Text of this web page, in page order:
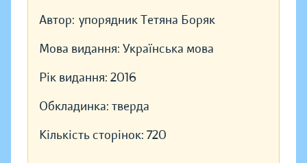
Автор: упорядник Тетяна Боряк
Мова видання: Українська мова
Рік видання: 2016
Обкладинка: тверда
Кількість сторінок: 720